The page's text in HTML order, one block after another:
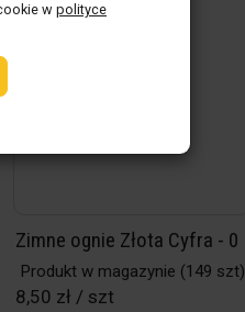
Zimne ognie Złota Cyfra - 0
Produkt w magazynie (149 szt)
8,50 zł / szt
wpolityce